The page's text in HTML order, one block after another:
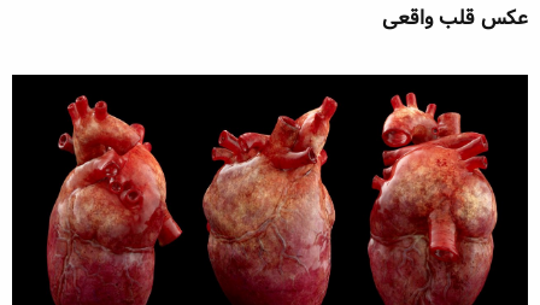
عکس قلب واقعی​